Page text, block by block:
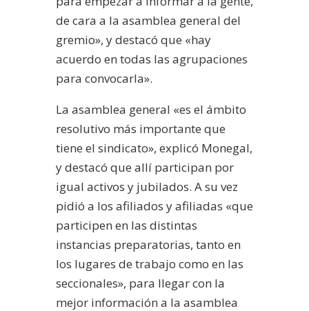
de cara a la asamblea general del
gremio», y destacó que «hay
acuerdo en todas las agrupaciones
para convocarla».
La asamblea general «es el ámbito
resolutivo más importante que
tiene el sindicato», explicó Monegal,
y destacó que allí participan por
igual activos y jubilados. A su vez
pidió a los afiliados y afiliadas «que
participen en las distintas
instancias preparatorias, tanto en
los lugares de trabajo como en las
seccionales», para llegar con la
mejor información a la asamblea